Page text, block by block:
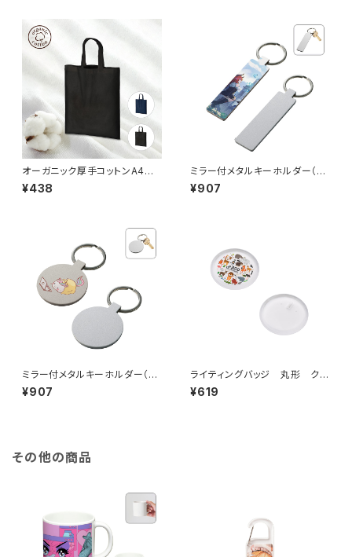
オーガニック厚手コットンA4フラ
ットバッグ MG
¥438
ミラー付メタルキーホルダー（ス
¥907
ミラー付メタルキーホルダー（ラ
ウンド） マットシルバー MG
¥907
ライティングバッジ 丸形 クリ
ア MG
¥619
その他の商品